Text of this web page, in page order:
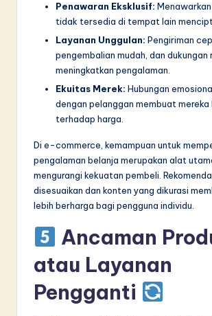
Penawaran Eksklusif:
tidak tersedia di tempat lain
Layanan Unggulan: Pengiriman
pengembalian mudah, dan dukungan
meningkatkan pengalaman.
Ekuitas Merek: Hubungan
dengan pelanggan membuat mereka
terhadap harga.
Di e-commerce, kemampuan untuk
pengalaman belanja merupakan alat
mengurangi kekuatan pembeli.
disesuaikan dan konten yang dikurasi
lebih berharga bagi pengguna individu.
Ancaman
atau Layanan
Pengganti